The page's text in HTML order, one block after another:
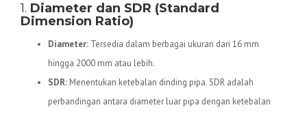
1. Diameter dan SDR (Standard
Dimension Ratio)
Diameter: Tersedia dalam berbagai ukuran dari 16 mm
hingga 2000 mm atau lebih.
SDR: Menentukan ketebalan dinding pipa. SDR adalah
perbandingan antara diameter luar pipa dengan ketebalan